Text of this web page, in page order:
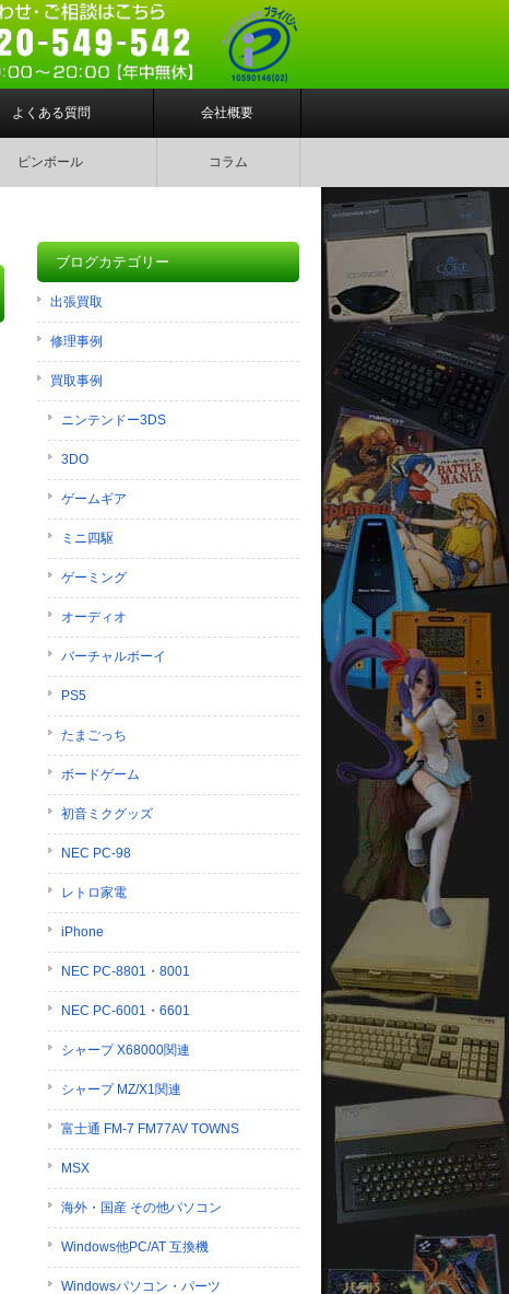
よくある質問 会社概要
ピンボール コラム
ブログカテゴリー
出張買取
修理事例
買取事例
ニンテンドー3DS
3DO
ゲームギア
ミニ四駆
ゲーミング
オーディオ
バーチャルボーイ
PS5
たまごっち
ボードゲーム
初音ミクグッズ
NEC PC-98
レトロ家電
iPhone
NEC PC-8801・8001
NEC PC-6001・6601
シャープ X68000関連
シャープ MZ/X1関連
富士通 FM-7 FM77AV TOWNS
MSX
海外・国産 その他パソコン
Windows他PC/AT 互換機
Windowsパソコン・パーツ